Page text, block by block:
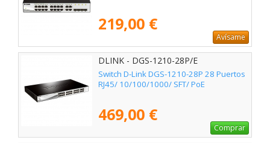
219,00 €
Avísame
DLINK - DGS-1210-28P/E
Switch D-Link DGS-1210-28P 28 Puertos
RJ45/ 10/100/1000/ SFT/ PoE
469,00 €
Comprar